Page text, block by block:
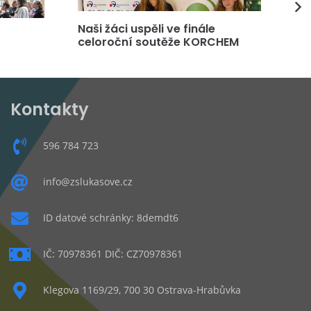
Naši žáci uspěli ve finále
celoroční soutěže KORCHEM
Kontakty
596 784 723
info@zslukasove.cz
ID datové schránky: 8demdt6
IČ: 70978361 DIČ: CZ70978361
Klegova 1169/29, 700 30 Ostrava-Hrabůvka